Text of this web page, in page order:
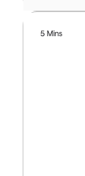
5 Mins